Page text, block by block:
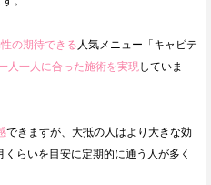
の期待できる 人気メニュー「キャビテ
人一人に合った施術を実現していま
できますが、大抵の人はより大きな効
らいを目安に定期的に通う人が多く